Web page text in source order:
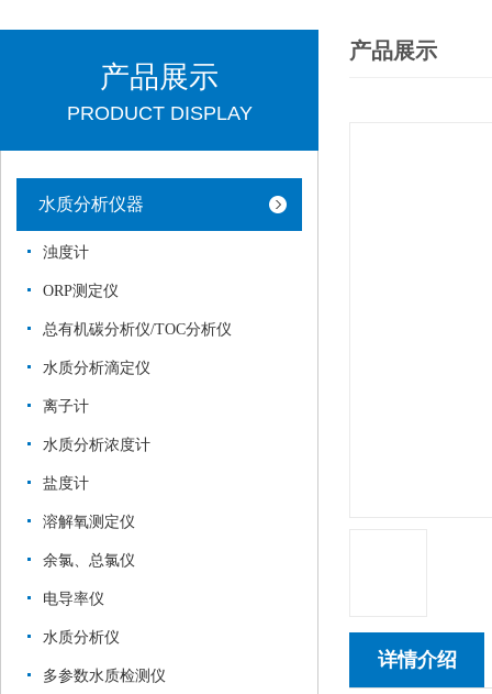
产品展示
PRODUCT DISPLAY
水质分析仪器
浊度计
ORP测定仪
总有机碳分析仪/TOC分析仪
水质分析滴定仪
离子计
水质分析浓度计
盐度计
溶解氧测定仪
余氯、总氯仪
电导率仪
水质分析仪
多参数水质检测仪
产品展示
详情介绍